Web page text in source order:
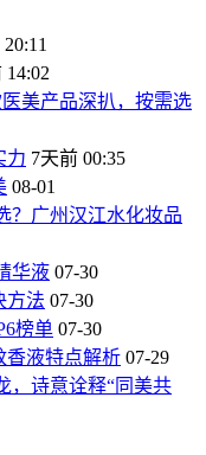
14:02
美产品深扒，按需选
力 7天前 00:35
08-01
？广州汉江水化妆品
华液 07-30
方法 07-30
榜单 07-30
香液特点解析 07-29
，诗意诠释“同美共